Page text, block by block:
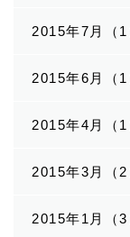
2015年7月（1
2015年6月（1
2015年4月（1
2015年3月（2
2015年1月（3